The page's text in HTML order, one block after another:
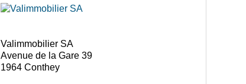
Valimmobilier SA
Avenue de la Gare 39
1964 Conthey